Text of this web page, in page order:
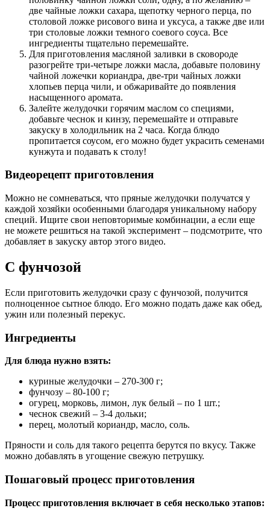
две чайные ложки сахара, щепотку черного перца, по
столовой ложке рисового вина и уксуса, а также две или
три столовые ложки темного соевого соуса. Все
ингредиенты тщательно перемешайте.
Для приготовления масляной заливки в сковороде
разогрейте три-четыре ложки масла, добавьте половину
чайной ложечки кориандра, две-три чайных ложки
хлопьев перца чили, и обжаривайте до появления
насыщенного аромата.
Залейте желудочки горячим маслом со специями,
добавьте чеснок и кинзу, перемешайте и отправьте
закуску в холодильник на 2 часа. Когда блюдо
пропитается соусом, его можно будет украсить семенами
кунжута и подавать к столу!
Видеорецепт приготовления
Можно не сомневаться, что пряные желудочки получатся у
каждой хозяйки особенными благодаря уникальному набору
специй. Ищите свои неповторимые комбинации, а если еще
не можете решиться на такой эксперимент – подсмотрите, что
добавляет в закуску автор этого видео.
С фунчозой
Если приготовить желудочки сразу с фунчозой, получится
полноценное сытное блюдо. Его можно подать даже как обед,
ужин или полезный перекус.
Ингредиенты
Для блюда нужно взять:
куриные желудочки – 270-300 г;
фунчозу – 80-100 г;
огурец, морковь, лимон, лук белый – по 1 шт.;
чеснок свежий – 3-4 дольки;
перец, молотый кориандр, масло, соль.
Пряности и соль для такого рецепта берутся по вкусу. Также
можно добавлять в угощение свежую петрушку.
Пошаговый процесс приготовления
Процесс приготовления включает в себя несколько этапов: